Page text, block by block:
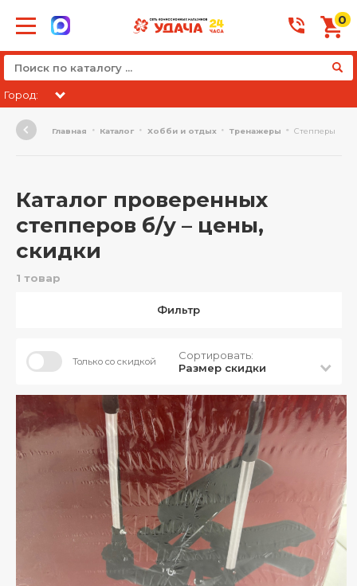
0
Город:
Главная Каталог Хобби и отдых Тренажеры Степперы
Каталог проверенных
степперов б/у – цены,
скидки
1 товар
Фильтр
Только со скидкой
Сортировать:
Размер скидки